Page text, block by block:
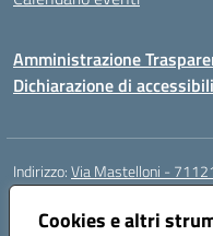
Cookies e altri
Amministrazione
Dichiarazione di
Indirizzo:Via Mastelloni -
Centralino:
Posta elettronica certificata